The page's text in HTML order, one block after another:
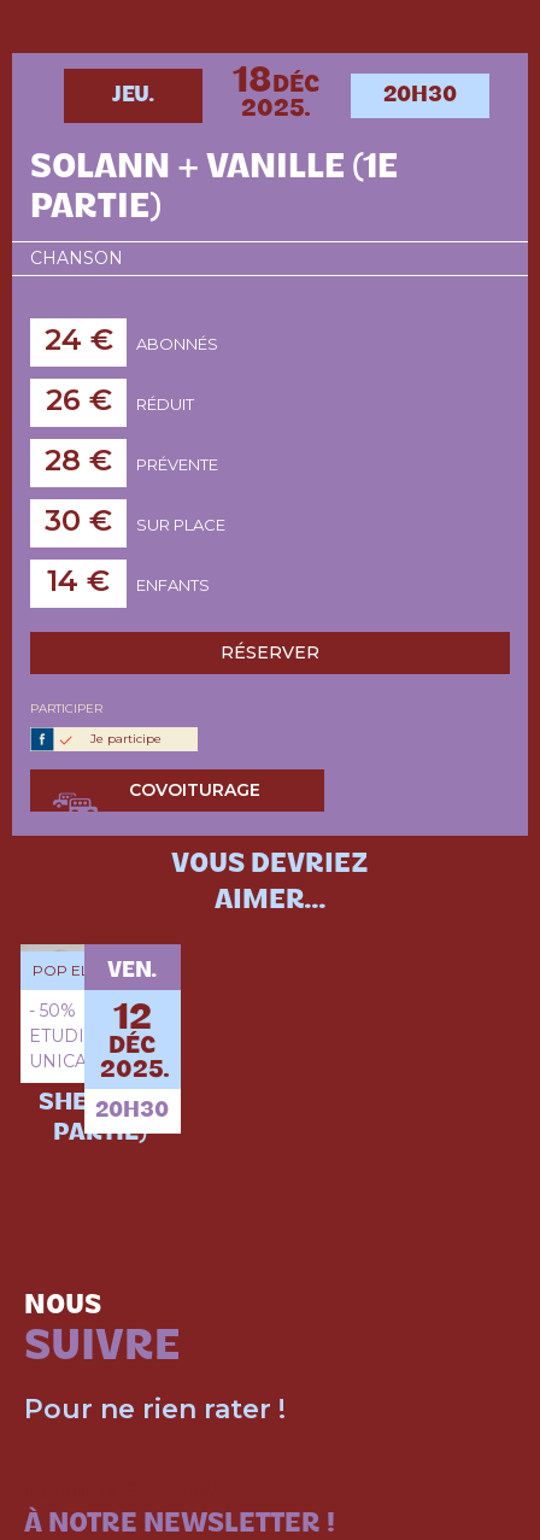
JEU. 18DÉC
2025.
20H30
SOLANN + VANILLE (1E
PARTIE)
CHANSON
24 € ABONNÉS
26 € RÉDUIT
28 € PRÉVENTE
30 € SUR PLACE
14 € ENFANTS
RÉSERVER
PARTICIPER
Je participe
COVOITURAGE
VOUS DEVRIEZ
AIMER...
POP ELECTRO
- 50%
ETUDIANTS
UNICAEN
VEN.
12
DÉC
2025.
20H30
MIKI +
SHENG (1E
PARTIE)
NOUS
SUIVRE
Pour ne rien rater !
À NOTRE NEWSLETTER !